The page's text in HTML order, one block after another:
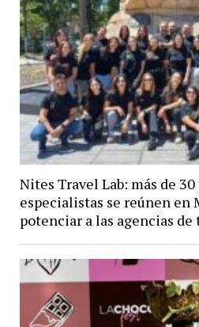
Nites Travel Lab: más de
especialistas se reúnen en
potenciar a las agencias